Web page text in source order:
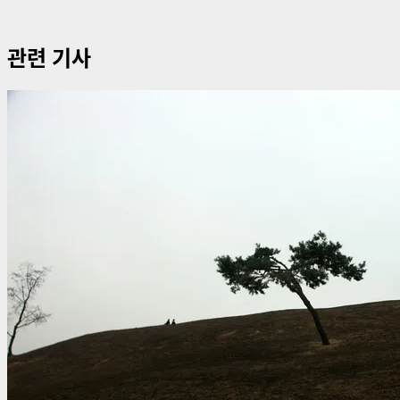
관련 기사